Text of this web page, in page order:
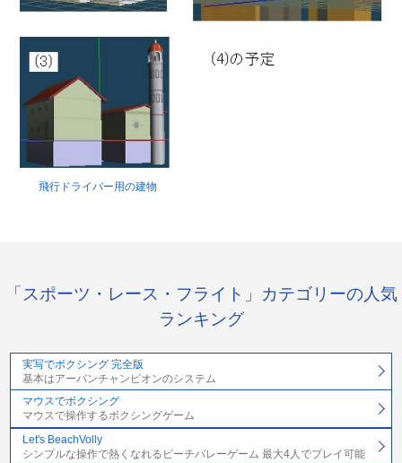
飛行ドライバー用の建物
「スポーツ・レース・フライト」カテゴリーの人気
ランキング
実写でボクシング 完全版
基本はアーバンチャンピオンのシステム
マウスでボクシング
マウスで操作するボクシングゲーム
Let's BeachVolly
シンプルな操作で熱くなれるビーチバレーゲーム 最大4人でプレイ可能